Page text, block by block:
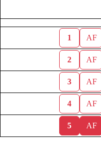
1 AF
2 AF
3 AF
4 AF
5 AF